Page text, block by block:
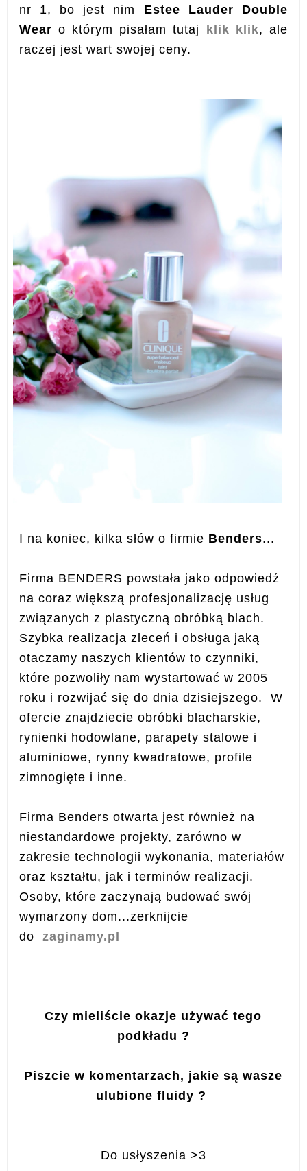
nr 1, bo jest nim Estee Lauder Double
Wear o którym pisałam tutaj klik klik, ale
raczej jest wart swojej ceny.
I na koniec, kilka słów o firmie Benders...
Firma BENDERS powstała jako odpowiedź
na coraz większą profesjonalizację usług
związanych z plastyczną obróbką blach.
Szybka realizacja zleceń i obsługa jaką
otaczamy naszych klientów to czynniki,
które pozwoliły nam wystartować w 2005
roku i rozwijać się do dnia dzisiejszego. W
ofercie znajdziecie obróbki blacharskie,
rynienki hodowlane, parapety stalowe i
aluminiowe, rynny kwadratowe, profile
zimnogięte i inne.
Firma Benders otwarta jest również na
niestandardowe projekty, zarówno w
zakresie technologii wykonania, materiałów
oraz kształtu, jak i terminów realizacji.
Osoby, które zaczynają budować swój
wymarzony dom...zerknijcie
dozaginamy.pl
Czy mieliście okazje używać tego
podkładu ?
Piszcie w komentarzach, jakie są wasze
ulubione fluidy ?
Do usłyszenia >3